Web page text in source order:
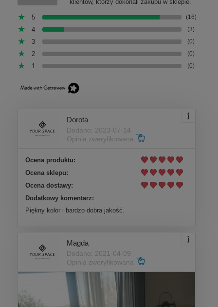
klientów, którzy dokonali zakupu w sklepie.
5 (16)
4 (3)
3 (0)
2 (0)
1 (0)
Dorota
Dodano: 2023-07-14
Opinia zweryfikowana
Ocena produktu:
Ocena sklepu:
Ocena dostawy:
Dodatkowy komentarz:
Piękny kolor i bardzo dobra jakość.
Magda
Dodano: 2021-04-09
Opinia zweryfikowana